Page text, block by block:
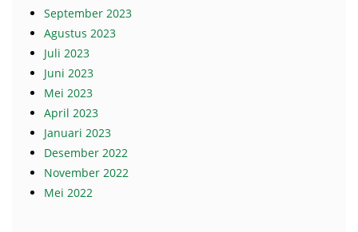
September 2023
Agustus 2023
Juli 2023
Juni 2023
Mei 2023
April 2023
Januari 2023
Desember 2022
November 2022
Mei 2022